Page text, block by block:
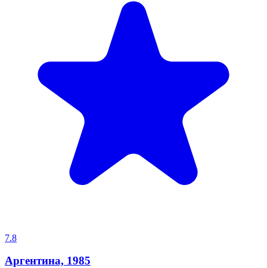
7.8
Аргентина, 1985